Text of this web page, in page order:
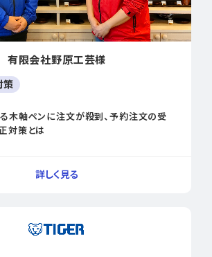
有限会社野原工芸様
策
木軸ペンに注文が殺到、予約注文の受
対策とは